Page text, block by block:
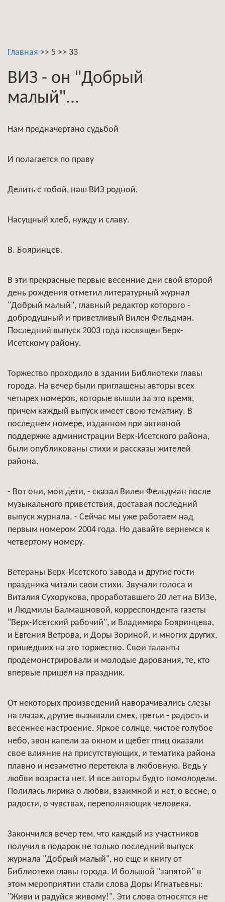
Главная >> 5 >> 33
ВИЗ - он "Добрый
малый"...
Нам предначертано судьбой
И полагается по праву
Делить с тобой, наш ВИЗ родной,
Насущный хлеб, нужду и славу.
В. Бояринцев.
В эти прекрасные первые весенние дни свой второй
день рождения отметил литературный журнал
"Добрый малый", главный редактор которого -
добродушный и приветливый Вилен Фельдман.
Последний выпуск 2003 года посвящен Верх-
Исетскому району.
Торжество проходило в здании Библиотеки главы
города. На вечер были приглашены авторы всех
четырех номеров, которые вышли за это время,
причем каждый выпуск имеет свою тематику. В
последнем номере, изданном при активной
поддержке администрации Верх-Исетского района,
были опубликованы стихи и рассказы жителей
района.
- Вот они, мои дети, - сказал Вилен Фельдман после
музыкального приветствия, доставая последний
выпуск журнала. - Сейчас мы уже работаем над
первым номером 2004 года. Но давайте вернемся к
четвертому номеру.
Ветераны Верх-Исетского завода и другие гости
праздника читали свои стихи. Звучали голоса и
Виталия Сухорукова, проработавшего 20 лет на ВИЗе,
и Людмилы Балмашновой, корреспондента газеты
"Верх-Исетский рабочий", и Владимира Бояринцева,
и Евгения Ветрова, и Доры Зориной, и многих других,
пришедших на это торжество. Свои таланты
продемонстрировали и молодые дарования, те, кто
впервые пришел на праздник.
От некоторых произведений наворачивались слезы
на глазах, другие вызывали смех, третьи - радость и
весеннее настроение. Яркое солнце, чистое голубое
небо, звон капели за окном и щебет птиц оказали
свое влияние на присутствующих, и тематика района
плавно и незаметно перетекла в любовную. Ведь у
любви возраста нет. И все авторы будто помолодели.
Полилась лирика о любви, взаимной и нет, о весне, о
радости, о чувствах, переполняющих человека.
Закончился вечер тем, что каждый из участников
получил в подарок не только последний выпуск
журнала "Добрый малый", но еще и книгу от
Библиотеки главы города. И большой "запятой" в
этом мероприятии стали слова Доры Игнатьевны:
"Живи и радуйся живому!". Эти слова относятся не